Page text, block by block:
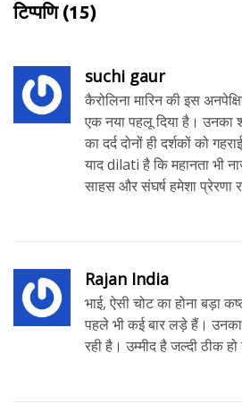
टिप्पणि (15)
suchi gaur
कैरोलिना मारिन की इस
एक नया पहलू दिया है। उनका
का दर्द दोनों ही दर्शकों को
याद dilati है कि महानता भी
साहस और संघर्ष हमेशा प्रेरणा
Rajan India
भाई, ऐसी चोट का होना बड़ा
पहले भी कई बार लड़े हैं।
रही है। उम्मीद है जल्दी ठीक हो